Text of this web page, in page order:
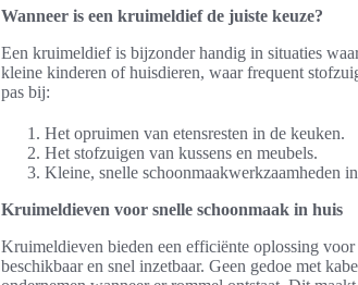
Wanneer is een kruimeldief de juiste keuze?
Een kruimeldief is bijzonder handig in situaties
kleine kinderen of huisdieren, waar frequent
pas bij:
Het opruimen van etensresten in de keuken.
Het stofzuigen van kussens en meubels.
Kleine, snelle schoonmaakwerkzaamheden
Kruimeldieven voor snelle schoonmaak in huis
Kruimeldieven bieden een efficiënte oplossing
beschikbaar en snel inzetbaar. Geen gedoe met